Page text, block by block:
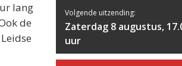
lang
de
Volgende uitzending:
Zaterdag 8 augustus,
uur